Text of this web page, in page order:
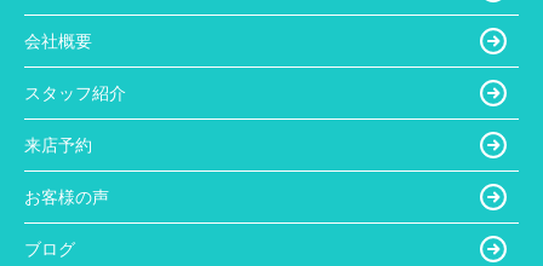
会社概要
スタッフ紹介
来店予約
お客様の声
ブログ